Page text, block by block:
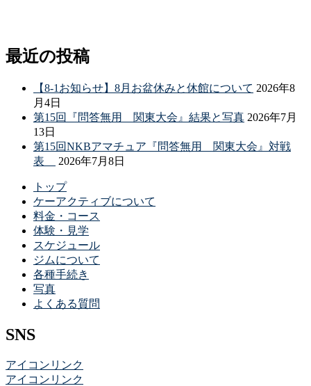
最近の投稿
【8-1お知らせ】8月お盆休みと休館について 2026年8
月4日
第15回『問答無用 関東大会』結果と写真 2026年7月
13日
第15回NKBアマチュア『問答無用 関東大会』対戦
表
2026年7月8日
トップ
ケーアクティブについて
料金・コース
体験・見学
スケジュール
ジムについて
各種手続き
写真
よくある質問
SNS
アイコンリンク
アイコンリンク